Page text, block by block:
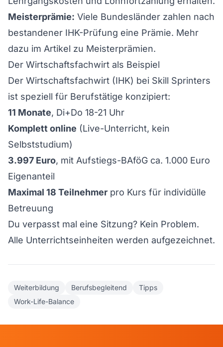
Meisterprämie: Viele Bundesländer zahlen nach
bestandener IHK-Prüfung eine Prämie. Mehr
dazu im Artikel zu Meisterprämien.
Der Wirtschaftsfachwirt als Beispiel
Der Wirtschaftsfachwirt (IHK) bei Skill Sprinters
ist speziell für Berufstätige konzipiert:
11 Monate, Di+Do 18-21 Uhr
Komplett online (Live-Unterricht, kein
Selbststudium)
3.997 Euro, mit Aufstiegs-BAföG ca. 1.000 Euro
Eigenanteil
Maximal 18 Teilnehmer pro Kurs für individülle
Betreuung
Du verpasst mal eine Sitzung? Kein Problem.
Alle Unterrichtseinheiten werden aufgezeichnet.
Weiterbildung Berufsbegleitend
Tipps
Work-Life-Balance